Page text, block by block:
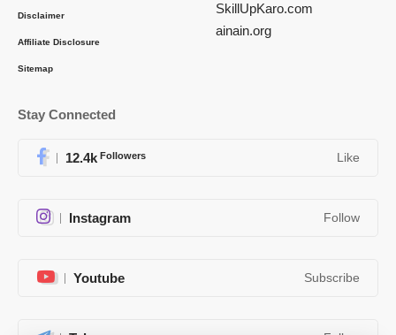
Disclaimer
Affiliate Disclosure
Sitemap
SkillUpKaro.com
ainain.org
Stay Connected
12.4k Followers Like
Instagram Follow
Youtube Subscribe